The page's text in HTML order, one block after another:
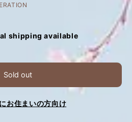
shipping available
Sold out
お住まいの方向け